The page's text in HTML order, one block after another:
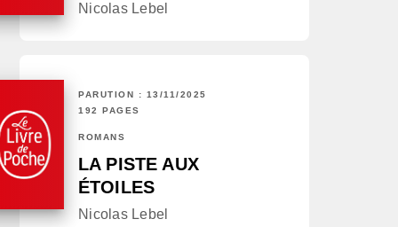
Nicolas Lebel
PARUTION : 13/11/2025
192 PAGES
ROMANS
LA PISTE AUX
ÉTOILES
Nicolas Lebel